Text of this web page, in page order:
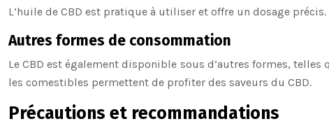
L’huile de CBD est pratique à utiliser et offre un dosage
Autres formes de consommation
Le CBD est également disponible sous d’autres formes,
les comestibles permettent de profiter des saveurs du CBD.
Précautions et recommandations